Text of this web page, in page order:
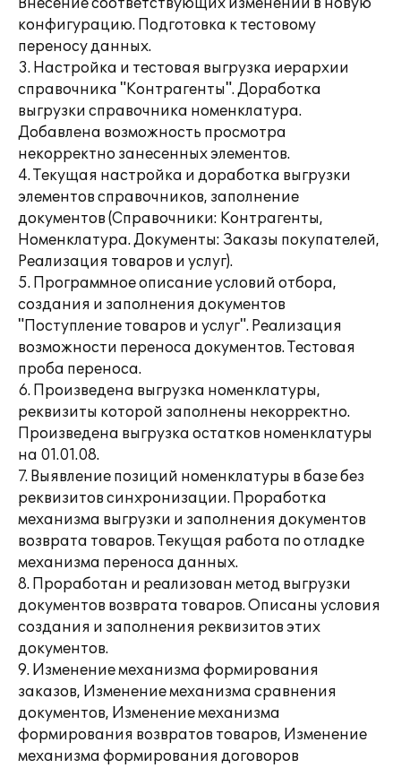
Внесение соответствующих изменений в новую
конфигурацию. Подготовка к тестовому
переносу данных.
3. Настройка и тестовая выгрузка иерархии
справочника "Контрагенты". Доработка
выгрузки справочника номенклатура.
Добавлена возможность просмотра
некорректно занесенных элементов.
4. Текущая настройка и доработка выгрузки
элементов справочников, заполнение
документов (Справочники: Контрагенты,
Номенклатура. Документы: Заказы покупателей,
Реализация товаров и услуг).
5. Программное описание условий отбора,
создания и заполнения документов
"Поступление товаров и услуг". Реализация
возможности переноса документов. Тестовая
проба переноса.
6. Произведена выгрузка номенклатуры,
реквизиты которой заполнены некорректно.
Произведена выгрузка остатков номенклатуры
на 01.01.08.
7. Выявление позиций номенклатуры в базе без
реквизитов синхронизации. Проработка
механизма выгрузки и заполнения документов
возврата товаров. Текущая работа по отладке
механизма переноса данных.
8. Проработан и реализован метод выгрузки
документов возврата товаров. Описаны условия
создания и заполнения реквизитов этих
документов.
9. Изменение механизма формирования
заказов, Изменение механизма сравнения
документов, Изменение механизма
формирования возвратов товаров, Изменение
механизма формирования договоров